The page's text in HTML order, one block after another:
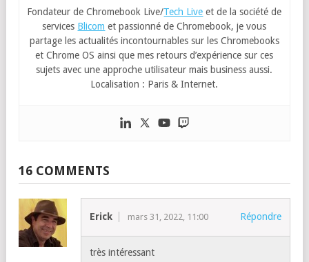
Fondateur de Chromebook Live/Tech Live et de la société de
services Blicom et passionné de Chromebook, je vous
partage les actualités incontournables sur les Chromebooks
et Chrome OS ainsi que mes retours d’expérience sur ces
sujets avec une approche utilisateur mais business aussi.
Localisation : Paris & Internet.
16 COMMENTS
Erick mars 31, 2022, 11:00 Répondre
très intéressant